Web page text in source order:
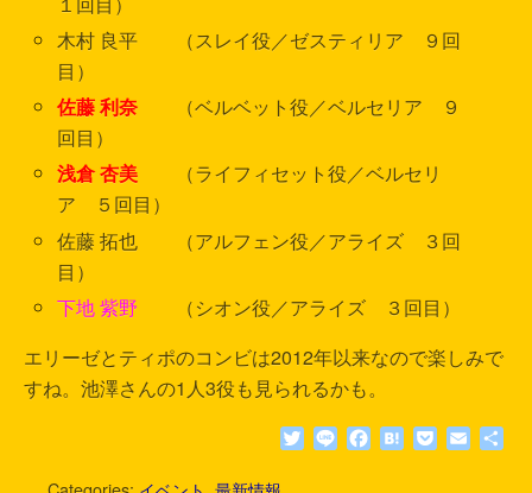
木村 良平 （スレイ役／ゼスティリア ９回
目）
佐藤 利奈 （ベルベット役／ベルセリア ９
回目）
浅倉 杏美 （ライフィセット役／ベルセリ
ア ５回目）
佐藤 拓也 （アルフェン役／アライズ ３回
目）
下地 紫野 （シオン役／アライズ ３回目）
エリーゼとティポのコンビは2012年以来なので楽しみで
すね。池澤さんの1人3役も見られるかも。
T
L
F
H
P
E